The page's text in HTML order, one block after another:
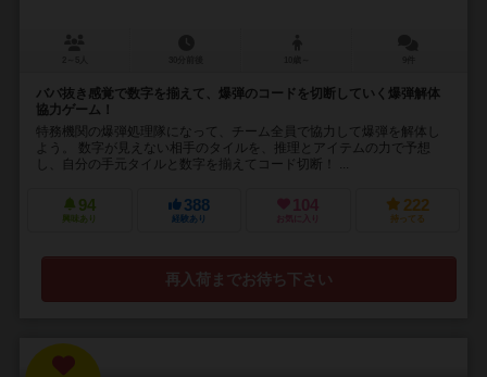
ババ抜き感覚で数字を揃えて、爆弾のコードを切断していく爆弾解体
協力ゲーム！
特務機関の爆弾処理隊になって、チーム全員で協力して爆弾を解体し
よう。 数字が見えない相手のタイルを、推理とアイテムの力で予想
し、自分の手元タイルと数字を揃えてコード切断！ ...
94
興味あり
388
経験あり
104
お気に入り
222
持ってる
再入荷までお待ち下さい